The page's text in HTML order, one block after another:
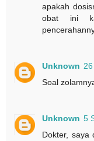
apakah
obat ini
Unknown
Soal
Unknown 5
Dokter, saya